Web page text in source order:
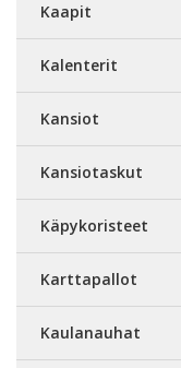
Kaapit
Kalenterit
Kansiot
Kansiotaskut
Käpykoristeet
Karttapallot
Kaulanauhat